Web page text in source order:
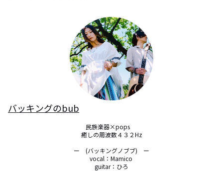
バッキングのbub
民族楽器×pops
癒しの周波数４３２Hz
ー　(バッキングノブブ)　ー
vocal：Mamico
guitar：ひろ